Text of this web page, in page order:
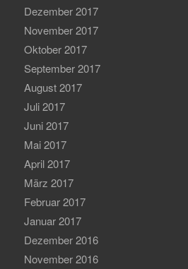
Dezember 2017
November 2017
Oktober 2017
September 2017
August 2017
Juli 2017
Juni 2017
Mai 2017
April 2017
März 2017
Februar 2017
Januar 2017
Dezember 2016
November 2016